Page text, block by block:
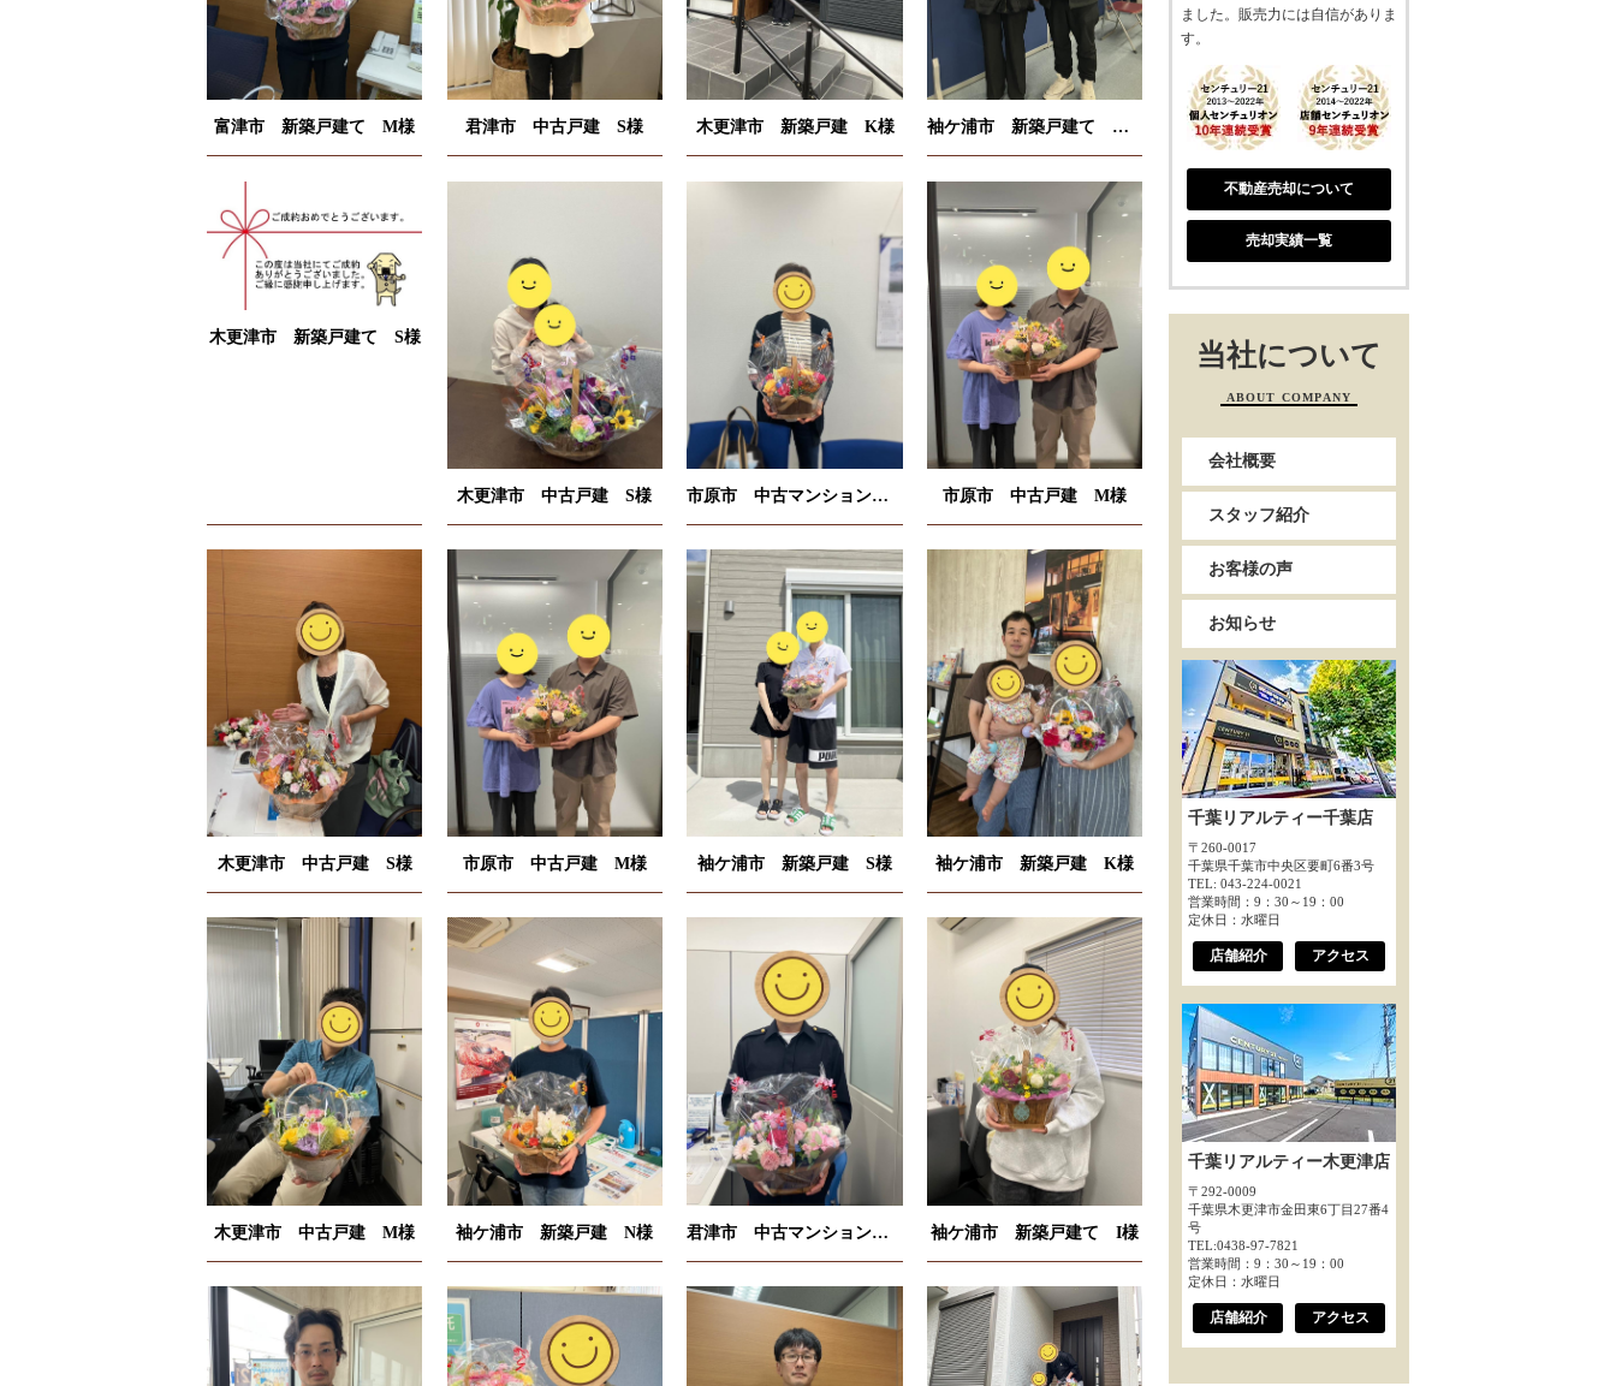
富津市 新築戸建て M様 君津市 中古戸建 S様 木更津市 新築戸建 K様 袖ケ浦市 新築戸建て M様
木更津市 新築戸建て S様
木更津市 中古戸建 S様 市原市 中古マンション K様 市原市 中古戸建 M様
木更津市 中古戸建 S様 市原市 中古戸建 M様 袖ケ浦市 新築戸建 S様 袖ケ浦市 新築戸建 K様
木更津市 中古戸建 M様 袖ケ浦市 新築戸建 N様 君津市 中古マンション S様 袖ケ浦市 新築戸建て I様
ました。販売力には自信がありま
す。
不動産売却について
売却実績一覧
当社について
ABOUT COMPANY
会社概要
スタッフ紹介
お客様の声
お知らせ
千葉リアルティー千葉店
〒260-0017
千葉県千葉市中央区要町6番3号
TEL: 043-224-0021
営業時間：9：30～19：00
定休日：水曜日
店舗紹介 アクセス
千葉リアルティー木更津店
〒292-0009
千葉県木更津市金田東6丁目27番4
号
TEL:0438-97-7821
営業時間：9：30～19：00
定休日：水曜日
店舗紹介 アクセス